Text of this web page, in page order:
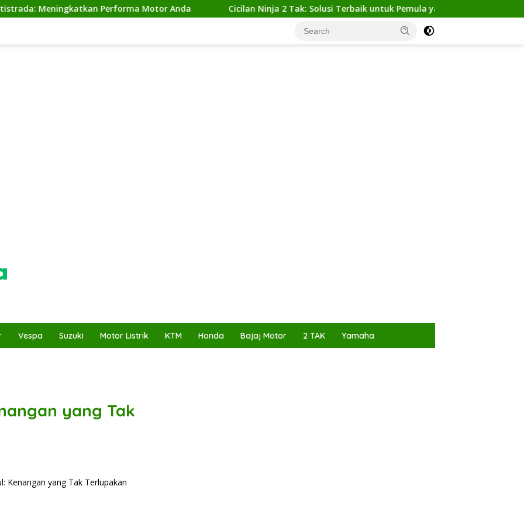
Performa Motor Anda Cicilan Ninja 2 Tak: Solusi Terbaik untuk Pemula yang Ingin Tampil Gagah
Vespa Suzuki Motor Listrik KTM Honda Bajaj Motor 2 TAK Yamaha
yang Tak